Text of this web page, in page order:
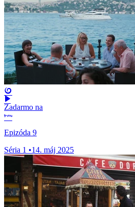
Zadarmo na
Epizóda 9
Séria 1 •14. máj 2025